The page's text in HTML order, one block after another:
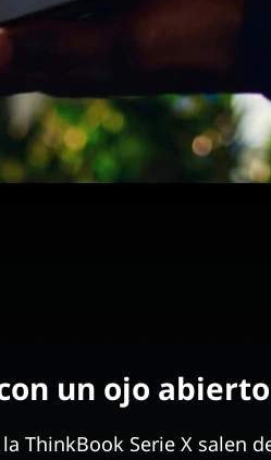
un ojo abierto
ThinkBook Serie X salen